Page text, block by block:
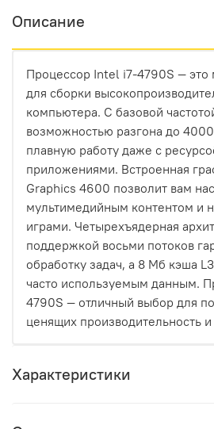
Описание
Процессор Intel i7-4790S —
для сборки
компьютера. С базовой
возможностью разгона до
плавную работу даже с
приложениями. Встроенная
Graphics 4600 позволит вам
мультимедийным контентом и
играми. Четырехъядерная
поддержкой восьми потоков
обработку задач, а 8 Мб кэша
часто используемым данным.
4790S — отличный выбор для
ценящих производительность и
Характеристики